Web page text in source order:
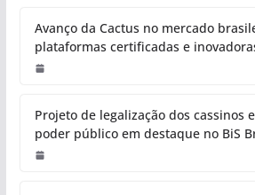
Avanço da Cactus no mercado
plataformas certificadas e
Projeto de legalização dos cassinos
poder público em destaque no BiS